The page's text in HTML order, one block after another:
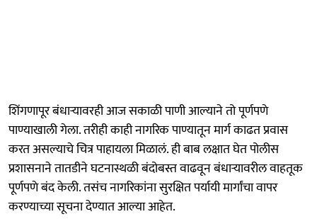
शिंगणापूर बंधाऱ्यावरही आज सकाळी पाणी आल्याने तो पूर्णपणे
पाण्याखाली गेला. तरीही काही नागरिक पाण्यातून मार्ग काढत प्रवास
करत असल्याचे चित्र पाहायला मिळालं. ही बाब लक्षात घेत पोलीस
प्रशासनाने तातडीने घटनास्थळी बंदोबस्त वाढवून बंधाऱ्यावरील वाहतूक
पूर्णपणे बंद केली. तसंच नागरिकांना सुरक्षित पर्यायी मार्गांचा वापर
करण्याच्या सूचना देण्यात आल्या आहेत.